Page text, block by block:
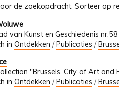
de zoekopdracht. Sorteer op
van Kunst en Geschiedenis nr.58
in Ontdekken /Publicaties /
"Brussels, City of Art and
in Ontdekken /Publicaties /